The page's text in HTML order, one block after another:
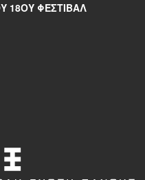
18ΟΥ ΦΕΣΤΙΒΆΛ